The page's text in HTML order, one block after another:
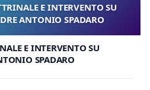
E INTERVENTO SU
ANTONIO SPADARO
E INTERVENTO SU
SPADARO